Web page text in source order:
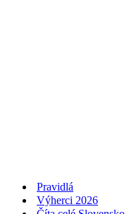
Pravidlá
Výherci 2026